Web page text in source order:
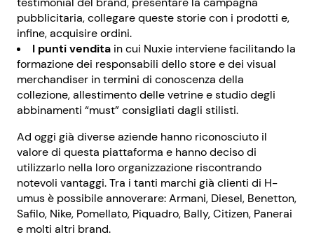
pubblicitaria, collegare queste storie con i prodotti e,
infine, acquisire ordini.
I punti vendita in cui Nuxie interviene facilitando la
formazione dei responsabili dello store e dei visual
merchandiser in termini di conoscenza della
collezione, allestimento delle vetrine e studio degli
abbinamenti “must” consigliati dagli stilisti.
Ad oggi già diverse aziende hanno riconosciuto il
valore di questa piattaforma e hanno deciso di
utilizzarlo nella loro organizzazione riscontrando
notevoli vantaggi. Tra i tanti marchi già clienti di H-
umus è possibile annoverare: Armani, Diesel, Benetton,
Safilo, Nike, Pomellato, Piquadro, Bally, Citizen, Panerai
e molti altri brand.